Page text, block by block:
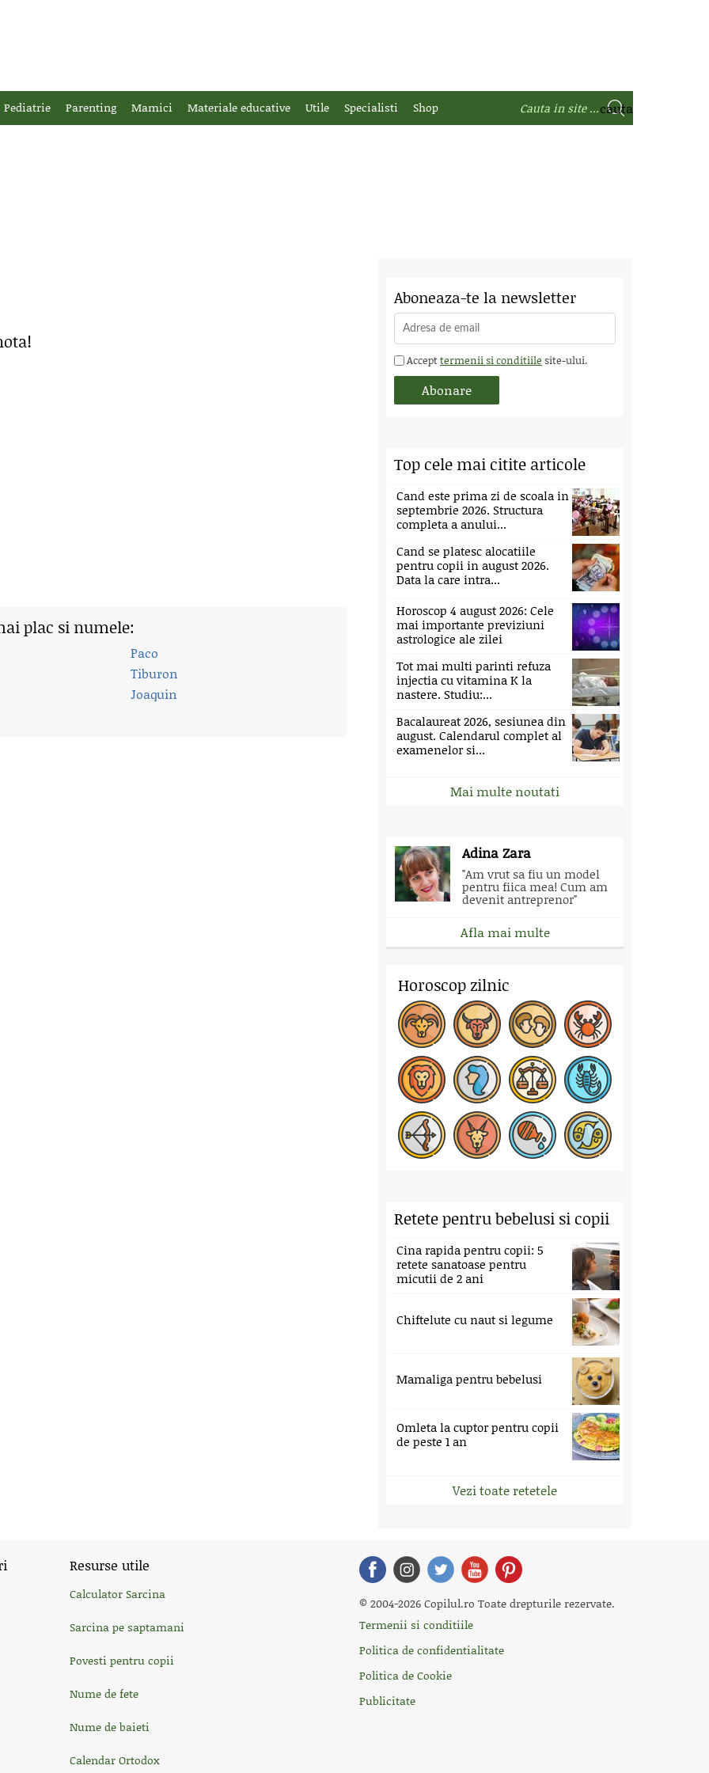
Pediatrie Parenting Mamici Materiale educative Utile Specialisti Shop
plac si numele:
Paco
Tiburon
Joaquin
Aboneaza-te la newsletter
Accepttermenii si conditiile site-ului.
Top cele mai citite articole
Cand este prima zi de scoala in
septembrie 2026. Structura
completa a anului...
Cand se platesc alocatiile
pentru copii in august 2026.
Data la care intra...
Horoscop 4 august 2026: Cele
mai importante previziuni
astrologice ale zilei
Tot mai multi parinti refuza
injectia cu vitamina K la
nastere. Studiu:...
Bacalaureat 2026, sesiunea din
august. Calendarul complet al
examenelor si...
Mai multe noutati
Adina Zara
"Am vrut sa fiu un model
pentru fiica mea! Cum am
devenit antreprenor"
Afla mai multe
Horoscop zilnic
Retete pentru bebelusi si copii
Cina rapida pentru copii: 5
retete sanatoase pentru
micutii de 2 ani
Chiftelute cu naut si legume
Mamaliga pentru bebelusi
Omleta la cuptor pentru copii
de peste 1 an
Vezi toate retetele
Resurse utile
Calculator Sarcina
Sarcina pe saptamani
Povesti pentru copii
Nume de fete
Nume de baieti
Calendar Ortodox
© 2004-2026 Copilul.ro Toate drepturile rezervate.
Termenii si conditiile
Politica de confidentialitate
Politica de Cookie
Publicitate